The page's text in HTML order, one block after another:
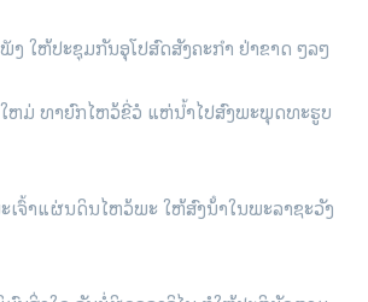
ງ ໃຫ້ປະຊຸມກັນອຸໂປສົດສັງຄະກໍາ ຢ່າຂາດ ໆລໆ
ຫມ່ ທາຍົກໄຫວ້ຂີ່ວໍ ແຫ່​ນ້ຳໄປສົງພະພຸດທະຮູບ
ເຈົ້າແຜ່ນດິນໄຫວ້ພະ ໃຫ້ສົງນ້ໍາໃນພະລາຊະວັງ